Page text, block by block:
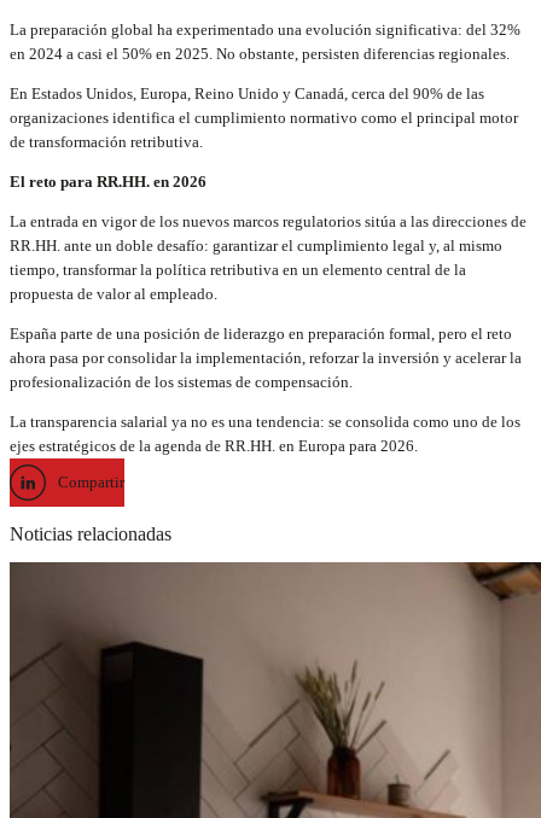
La preparación global ha experimentado una evolución significativa: del 32%
en 2024 a casi el 50% en 2025. No obstante, persisten diferencias regionales.
En Estados Unidos, Europa, Reino Unido y Canadá, cerca del 90% de las
organizaciones identifica el cumplimiento normativo como el principal motor
de transformación retributiva.
El reto para RR.HH. en 2026
La entrada en vigor de los nuevos marcos regulatorios sitúa a las direcciones de
RR.HH. ante un doble desafío: garantizar el cumplimiento legal y, al mismo
tiempo, transformar la política retributiva en un elemento central de la
propuesta de valor al empleado.
España parte de una posición de liderazgo en preparación formal, pero el reto
ahora pasa por consolidar la implementación, reforzar la inversión y acelerar la
profesionalización de los sistemas de compensación.
La transparencia salarial ya no es una tendencia: se consolida como uno de los
ejes estratégicos de la agenda de RR.HH. en Europa para 2026.
Compartir
Noticias relacionadas